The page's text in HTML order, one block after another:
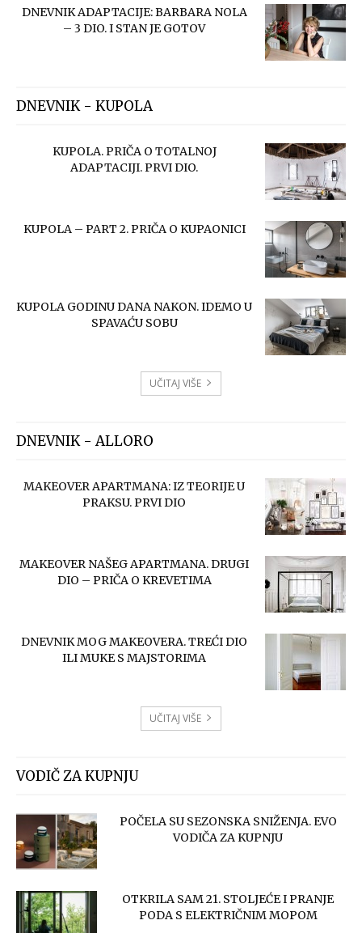
DNEVNIK ADAPTACIJE: BARBARA NOLA
– 3 DIO. I STAN JE GOTOV
DNEVNIK - KUPOLA
KUPOLA. PRIČA O TOTALNOJ
ADAPTACIJI. PRVI DIO.
KUPOLA – PART 2. PRIČA O KUPAONICI
KUPOLA GODINU DANA NAKON. IDEMO U
SPAVAĆU SOBU
UČITAJ VIŠE
DNEVNIK - ALLORO
MAKEOVER APARTMANA: IZ TEORIJE U
PRAKSU. PRVI DIO
MAKEOVER NAŠEG APARTMANA. DRUGI
DIO – PRIČA O KREVETIMA
DNEVNIK MOG MAKEOVERA. TREĆI DIO
ILI MUKE S MAJSTORIMA
UČITAJ VIŠE
VODIČ ZA KUPNJU
POČELA SU SEZONSKA SNIŽENJA. EVO
VODIČA ZA KUPNJU
OTKRILA SAM 21. STOLJEĆE I PRANJE
PODA S ELEKTRIČNIM MOPOM